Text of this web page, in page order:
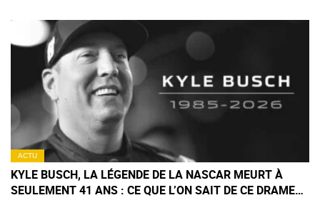
ACTU
KYLE BUSCH, LA LÉGENDE DE LA NASCAR MEURT À
SEULEMENT 41 ANS : CE QUE L’ON SAIT DE CE DRAME